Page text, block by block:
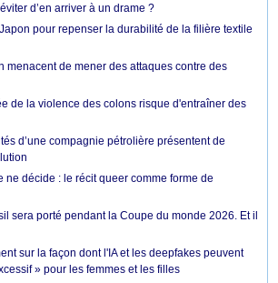
d’en arriver à un drame ?
pour repenser la durabilité de la filière textile
menacent de mener des attaques contre des
de la violence des colons risque d'entraîner des
d’une compagnie pétrolière présentent de
ne décide : le récit queer comme forme de
sera porté pendant la Coupe du monde 2026. Et il
sur la façon dont l'IA et les deepfakes peuvent
» pour les femmes et les filles